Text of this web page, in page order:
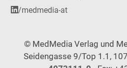
/medmedia-at
© MedMedia Verlag und
Seidengasse 9/Top 1.1,